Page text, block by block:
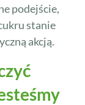
podejście,
stanie
akcją.